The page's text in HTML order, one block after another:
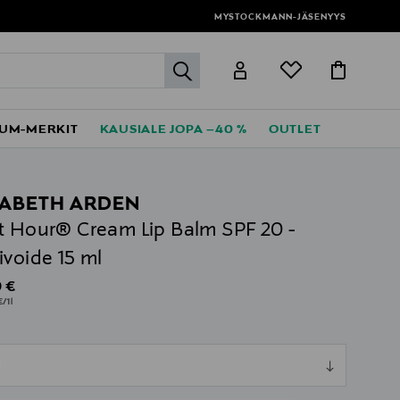
MYSTOCKMANN-JÄSENYYS
label.header.go
MERKIT KAUSIALE JOPA –40 % OUTLET
ARDEN
Hour® Cream Lip Balm SPF 20 -
15 ml
Price
€
1l